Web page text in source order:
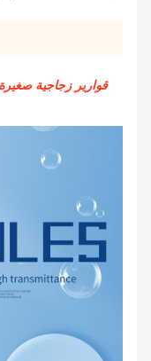
قوارير زجاجية